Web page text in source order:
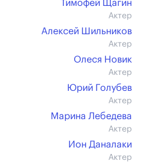
Тимофей Щагин
Актер
Алексей Шильников
Актер
Олеся Новик
Актер
Юрий Голубев
Актер
Марина Лебедева
Актер
Ион Даналаки
Актер